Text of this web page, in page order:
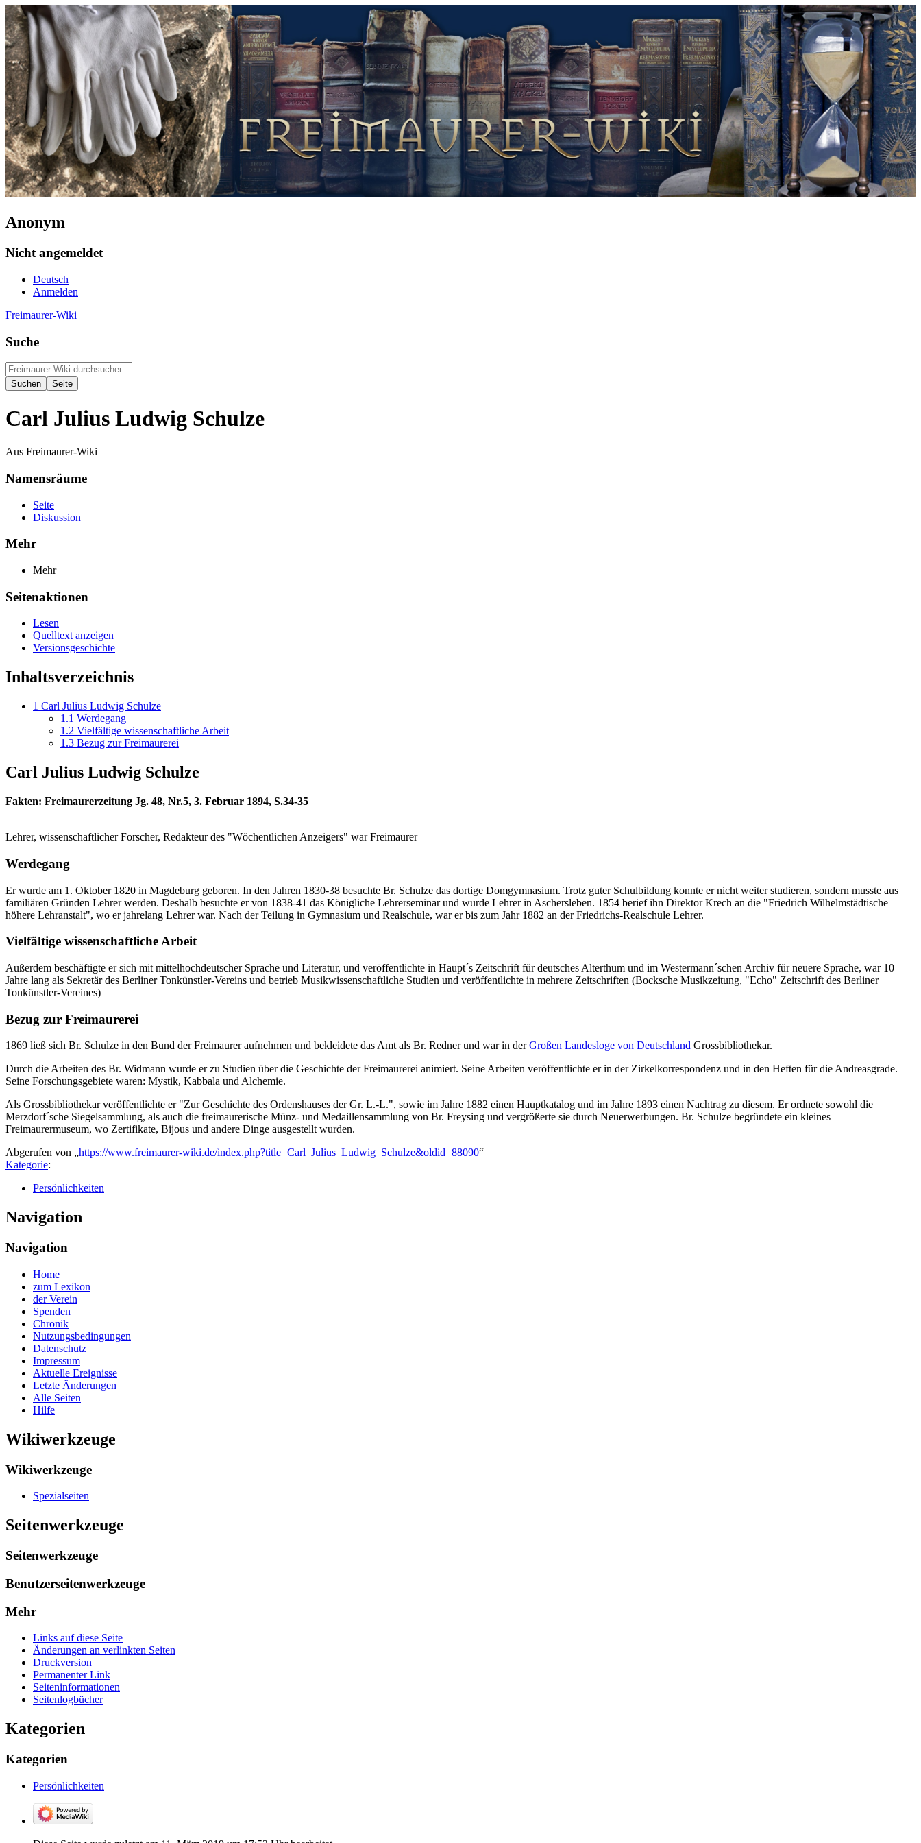
Anonym
Nicht angemeldet
Deutsch
Anmelden
Freimaurer-Wiki
Suche
Carl Julius Ludwig Schulze
Aus Freimaurer-Wiki
Namensräume
Seite
Diskussion
Mehr
Mehr
Seitenaktionen
Lesen
Quelltext anzeigen
Versionsgeschichte
Inhaltsverzeichnis
1 Carl Julius Ludwig Schulze
1.1 Werdegang
1.2 Vielfältige wissenschaftliche Arbeit
1.3 Bezug zur Freimaurerei
Carl Julius Ludwig Schulze
Fakten: Freimaurerzeitung Jg. 48, Nr.5, 3. Februar 1894, S.34-35
Lehrer, wissenschaftlicher Forscher, Redakteur des "Wöchentlichen Anzeigers" war Freimaurer
Werdegang
Er wurde am 1. Oktober 1820 in Magdeburg geboren. In den Jahren 1830-38 besuchte Br. Schulze das dortige Domgymnasium. Trotz guter Schulbildung konnte er nicht weiter studieren, sondern musste aus
familiären Gründen Lehrer werden. Deshalb besuchte er von 1838-41 das Königliche Lehrerseminar und wurde Lehrer in Aschersleben. 1854 berief ihn Direktor Krech an die "Friedrich Wilhelmstädtische
höhere Lehranstalt", wo er jahrelang Lehrer war. Nach der Teilung in Gymnasium und Realschule, war er bis zum Jahr 1882 an der Friedrichs-Realschule Lehrer.
Vielfältige wissenschaftliche Arbeit
Außerdem beschäftigte er sich mit mittelhochdeutscher Sprache und Literatur, und veröffentlichte in Haupt´s Zeitschrift für deutsches Alterthum und im Westermann´schen Archiv für neuere Sprache, war 10
Jahre lang als Sekretär des Berliner Tonkünstler-Vereins und betrieb Musikwissenschaftliche Studien und veröffentlichte in mehrere Zeitschriften (Bocksche Musikzeitung, "Echo" Zeitschrift des Berliner
Tonkünstler-Vereines)
Bezug zur Freimaurerei
1869 ließ sich Br. Schulze in den Bund der Freimaurer aufnehmen und bekleidete das Amt als Br. Redner und war in derGroßen Landesloge von Deutschland Grossbibliothekar.
Durch die Arbeiten des Br. Widmann wurde er zu Studien über die Geschichte der Freimaurerei animiert. Seine Arbeiten veröffentlichte er in der Zirkelkorrespondenz und in den Heften für die Andreasgrade.
Seine Forschungsgebiete waren: Mystik, Kabbala und Alchemie.
Als Grossbibliothekar veröffentlichte er "Zur Geschichte des Ordenshauses der Gr. L.-L.", sowie im Jahre 1882 einen Hauptkatalog und im Jahre 1893 einen Nachtrag zu diesem. Er ordnete sowohl die
Merzdorf´sche Siegelsammlung, als auch die freimaurerische Münz- und Medaillensammlung von Br. Freysing und vergrößerte sie durch Neuerwerbungen. Br. Schulze begründete ein kleines
Freimaurermuseum, wo Zertifikate, Bijous und andere Dinge ausgestellt wurden.
Abgerufen von „https://www.freimaurer-wiki.de/index.php?title=Carl_Julius_Ludwig_Schulze&oldid=88090“
Kategorie:
Persönlichkeiten
Navigation
Navigation
Home
zum Lexikon
der Verein
Spenden
Chronik
Nutzungsbedingungen
Datenschutz
Impressum
Aktuelle Ereignisse
Letzte Änderungen
Alle Seiten
Hilfe
Wikiwerkzeuge
Wikiwerkzeuge
Spezialseiten
Seitenwerkzeuge
Seitenwerkzeuge
Benutzerseitenwerkzeuge
Mehr
Links auf diese Seite
Änderungen an verlinkten Seiten
Druckversion
Permanenter Link
Seiten­­informationen
Seitenlogbücher
Kategorien
Kategorien
Persönlichkeiten